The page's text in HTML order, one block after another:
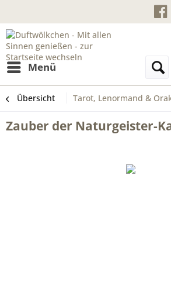
Menü
Übersicht Tarot, Lenormand &
Zauber der Naturgeister-